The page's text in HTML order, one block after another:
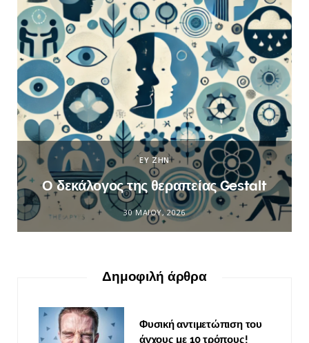
ΕΥ ΖΗΝ
Ο δεκάλογος της θεραπείας Gestalt
30 ΜΑΪ́ΟΥ, 2026
Δημοφιλή άρθρα
Φυσική αντιμετώπιση του
άγχους με 10 τρόπους!